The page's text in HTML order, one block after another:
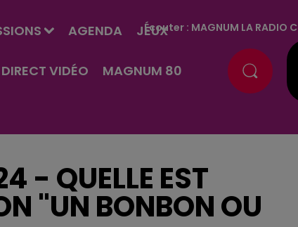
AGENDA JEUX
DIRECT VIDÉO MAGNUM 80
Écouter : MAGNUM LA
- QUELLE EST
"UN BONBON OU